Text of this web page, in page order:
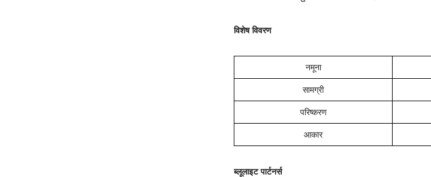
विशेष विवरण
नमूना
सामग्री
परिष्करण
आकार
ब्लूलाइट पार्टनर्स